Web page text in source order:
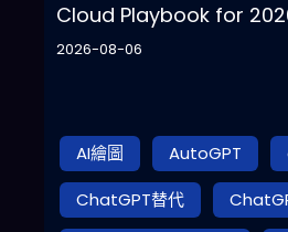
Cloud Playbook for
2026-08-06
AI繪圖 AutoGPT
ChatGPT替代